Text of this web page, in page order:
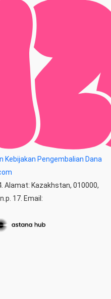
Kebijakan Pengembalian Dana
Alamat: Kazakhstan, 010000,
17. Email: